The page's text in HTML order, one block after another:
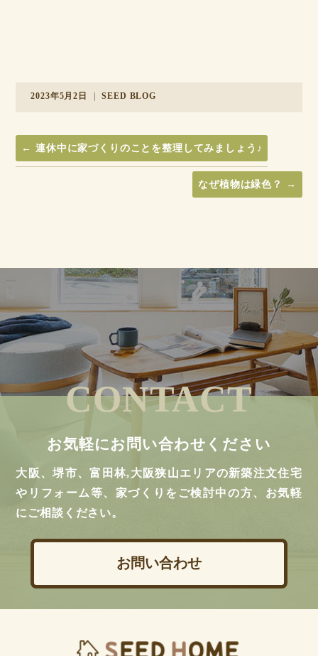
2023年5月2日 SEED BLOG
← 連休中に家づくりのことを整理してみましょう♪
なぜ植物は緑色？ →
CONTACT
お気軽にお問い合わせください
大阪、堺市、富田林,大阪狭山エリアの新築注文住宅
やリフォーム等、家づくりをご検討中の方、お気軽
にご相談ください。
お問い合わせ